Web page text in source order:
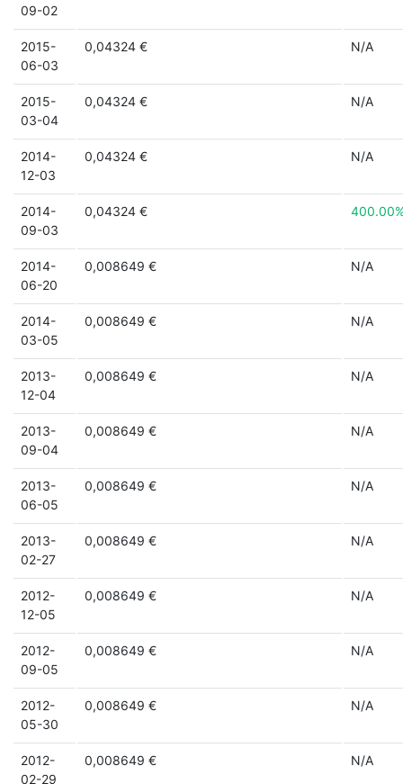
09-02
2015-
06-03
0,04324 € N/A
2015-
03-04
0,04324 € N/A
2014-
12-03
0,04324 € N/A
2014-
09-03
0,04324 €
2014-
06-20
0,008649 € N/A
2014-
03-05
0,008649 € N/A
2013-
12-04
0,008649 € N/A
2013-
09-04
0,008649 € N/A
2013-
06-05
0,008649 € N/A
2013-
02-27
0,008649 € N/A
2012-
12-05
0,008649 € N/A
2012-
09-05
0,008649 € N/A
2012-
05-30
0,008649 € N/A
2012-
02-29
0,008649 € N/A